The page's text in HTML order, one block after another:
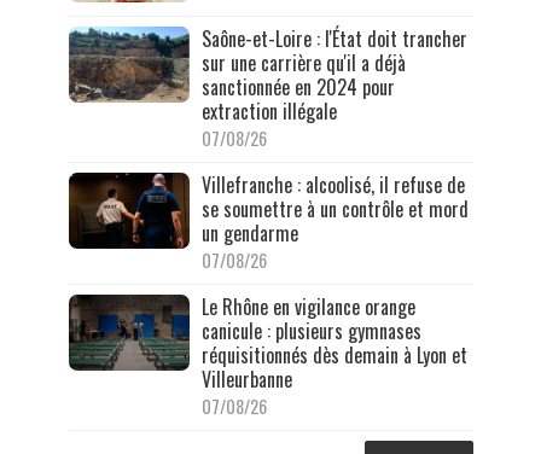
Saône-et-Loire : l'État doit trancher
sur une carrière qu'il a déjà
sanctionnée en 2024 pour
extraction illégale
07/08/26
Villefranche : alcoolisé, il refuse de
se soumettre à un contrôle et mord
un gendarme
07/08/26
Le Rhône en vigilance orange
canicule : plusieurs gymnases
réquisitionnés dès demain à Lyon et
Villeurbanne
07/08/26